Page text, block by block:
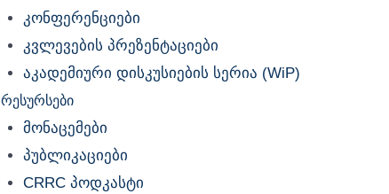
კონფერენციები
კვლევების პრეზენტაციები
აკადემიური დისკუსიების სერია (WiP)
რესურსები
მონაცემები
პუბლიკაციები
CRRC პოდკასტი